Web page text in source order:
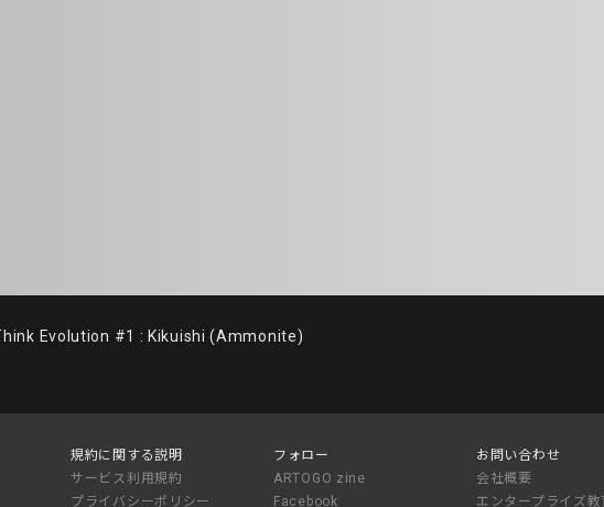
Evolution #1 : Kikuishi (Ammonite)
規約に関する説明
サービス利用規約
プライバシーポリシー
フォロー
ARTOGO zine
Facebook
お問い合わせ
会社概要
エンタープライズ教